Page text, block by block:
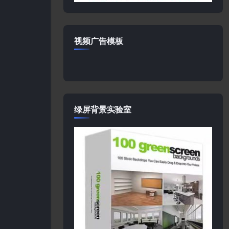
视频广告模板
绿屏背景实验室